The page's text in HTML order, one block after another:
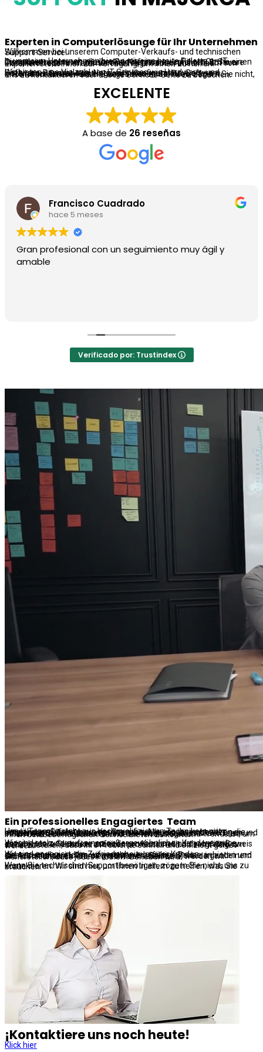
Experten in Computerlösungefür Ihr Unternehmen
Willkommen bei unserem Computer-Verkaufs- und technischen Support-Service!
In unserem Unternehmen bieten wir eine breite Palette an IT-Dienstleistungen, um alle Ihre Bedürfnisse zu erfüllen. Ob Sie einen Computer reparieren müssen, ein Netzwerk einrichten, Software installieren oder einfach nur eine Frage haben, unser Team von Experten steht Ihnen zur Verfügung, um Ihnen zu helfen.
Wir bieten eine Vielzahl von IT-Services wie Hardware- und Software-Reparaturen, Netzwerk-Konfiguration, Software-Installation, Server-Wartung und vieles mehr. Für weitere Informationen über unsere angebotenen Services, zögern Sie nicht, uns zu kontaktieren oder unsere Services-Seite zu besuchen.
EXCELENTE
A base de 26 reseñas
Francisco Cuadrado
hace 5 meses
Gran profesional con un seguimiento muy ágil y
amable
Verificado por: Trustindex
Ein professionelles Engagiertes Team
Unser Team besteht aus hochqualifizierten Technikern mit langjähriger Erfahrung in der Branche. Alle von ihnen besitzen die notwendigen Zertifizierungen, um einen qualitativ hochwertigen und effizienten Service zu bieten. Wir stellen sicher, dass unser Team immer auf dem neuesten Stand der Technologie und Trends ist, um Ihnen den bestmöglichen Service bieten zu können.
Wir sind stolz darauf, einen außergewöhnlichen Kundenservice anzubieten, und unsere zufriedenen Kunden sind der beste Beweis dafür. Unsere Techniker arbeiten professionell und sorgfältig, um sicherzustellen, dass Ihre Probleme schnell und effizient gelöst werden.
Wir sind engagiert, die Zufriedenheit unserer Kunden sicherzustellen, indem wir wettbewerbsfähige Preise anbieten und die Arbeit unseres Teams garantieren. Sollten Sie aus irgendeinem Grund mit unserem Service nicht zufrieden sein, werden wir sicherstellen, dass jedes Problem behoben wird.
Wenn Sie technischen Support benötigen, zögern Sie nicht, uns zu kontaktieren. Wir sind hier, um Ihnen in allem zu helfen, was Sie brauchen.
¡Kontaktiere uns noch heute!
Klick hier